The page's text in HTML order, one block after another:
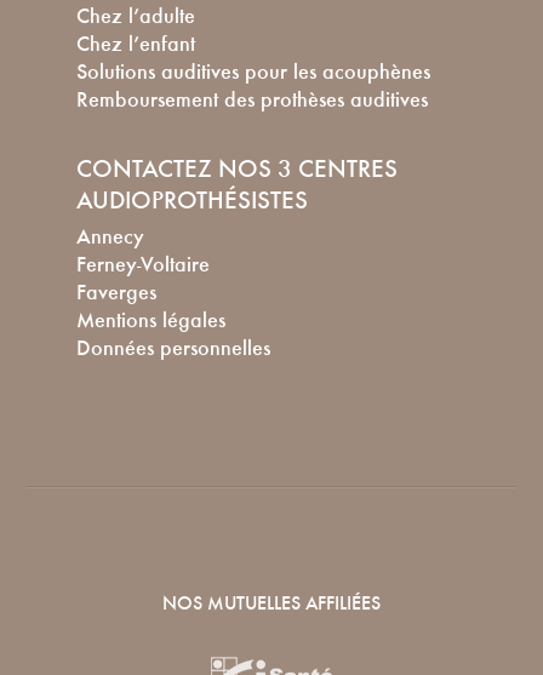
Chez l’adulte
Chez l’enfant
Solutions auditives pour les acouphènes
Remboursement des prothèses auditives
CONTACTEZ NOS 3 CENTRES
AUDIOPROTHÉSISTES
Annecy
Ferney-Voltaire
Faverges
Mentions légales
Données personnelles
NOS MUTUELLES AFFILIÉES